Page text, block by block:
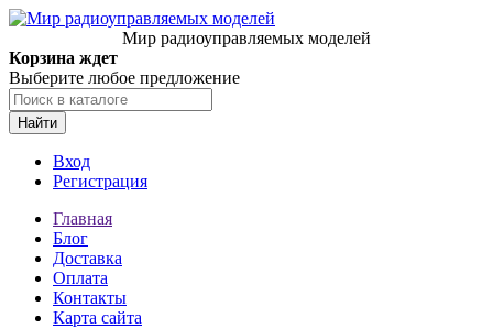
Мир радиоуправляемых моделей
Корзина ждет
Выберите любое предложение
Найти
Вход
Регистрация
Главная
Блог
Доставка
Оплата
Контакты
Карта сайта